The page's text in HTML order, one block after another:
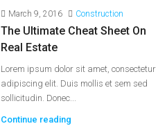
March 9, 2016 Construction
The Ultimate Cheat Sheet On
Real Estate
Lorem ipsum dolor sit amet, consectetur
adipiscing elit. Duis mollis et sem sed
sollicitudin. Donec...
Continue reading